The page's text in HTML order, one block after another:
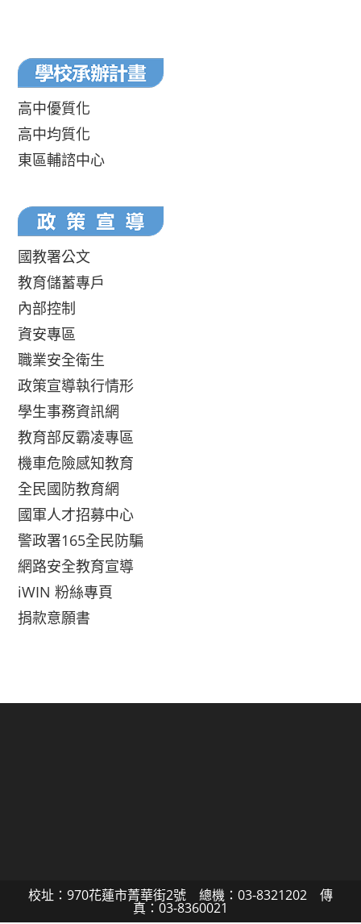
高中優質化
高中均質化
東區輔諮中心
國教署公文
教育儲蓄專戶
內部控制
資安專區
職業安全衛生
政策宣導執行情形
學生事務資訊網
教育部反霸凌專區
機車危險感知教育
全民國防教育網
國軍人才招募中心
警政署165全民防騙
網路安全教育宣導
iWIN 粉絲專頁
捐款意願書
校址：970花蓮市菁華街2號 總機：03-8321202 傳
真：03-8360021